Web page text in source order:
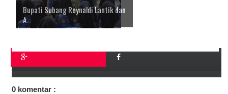
Bupati Subang Reynaldi Lantik dan
A...
0 komentar :